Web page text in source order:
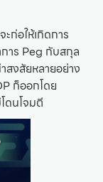
ก่อให้เกิดการ
การ Peg กับสกุล
สงสัยหลายอย่าง
ก็ออกโดย
ดนโจมตี